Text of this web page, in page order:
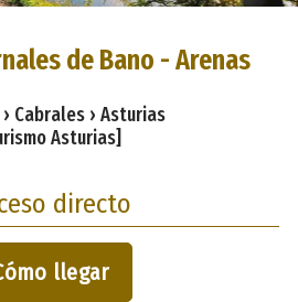
de Bano - Arenas
Cabrales › Asturias
Asturias]
directo
llegar